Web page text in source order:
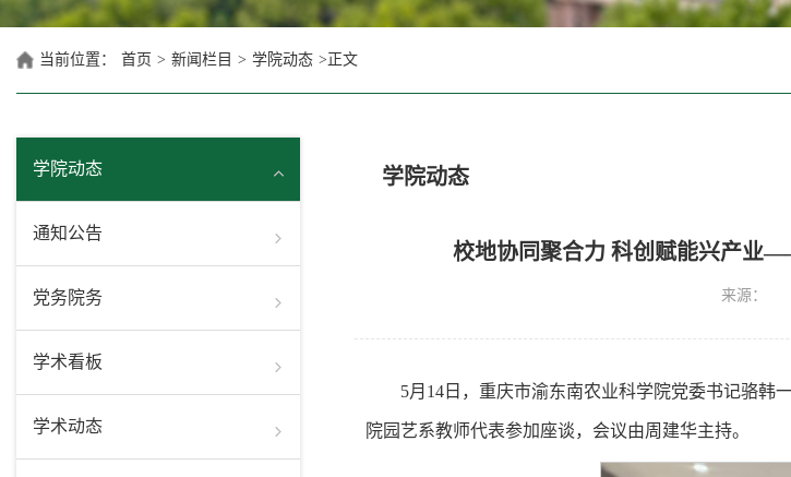
当前位置： 首页 > 新闻栏目 > 学院动态 > 正文
学院动态
通知公告
党务院务
学术看板
学术动态
学院动态
校地协同聚合力 科创赋能兴产业
来源：
5月14日，重庆市渝东南农业科学院党委书记骆韩
院园艺系教师代表参加座谈，会议由周建华主持。